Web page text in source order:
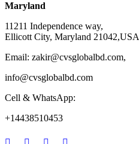
Maryland
11211 Independence way,
Ellicott City, Maryland 21042,USA
Email: zakir@cvsglobalbd.com,
info@cvsglobalbd.com
Cell & WhatsApp:
+14438510453